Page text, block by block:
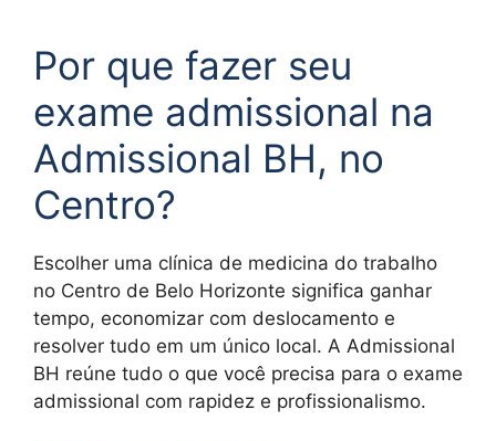
Por que fazer seu
exame admissional na
Admissional BH, no
Centro?
Escolher uma clínica de medicina do trabalho
no Centro de Belo Horizonte significa ganhar
tempo, economizar com deslocamento e
resolver tudo em um único local. A Admissional
BH reúne tudo o que você precisa para o exame
admissional com rapidez e profissionalismo.